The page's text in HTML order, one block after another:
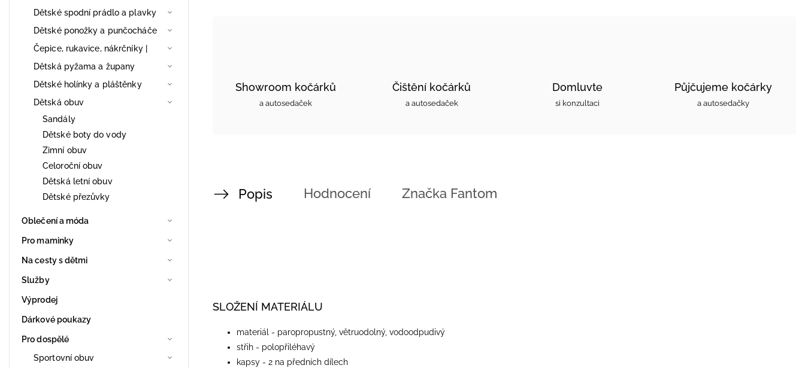
Dětské spodní prádlo a plavky
Dětské ponožky a punčocháče
Čepice, rukavice, nákrčníky |
Dětská pyžama a župany
Dětské holínky a pláštěnky
Dětská obuv
Sandály
Dětské boty do vody
Zimní obuv
Celoroční obuv
Dětská letní obuv
Dětské přezůvky
Oblečení a móda
Pro maminky
Na cesty s dětmi
Služby
Výprodej
Dárkové poukazy
Pro dospělé
Sportovní obuv
Showroom kočárků
a autosedaček
Čištění kočárků
a autosedaček
Domluvte
si konzultaci
Půjčujeme kočárky
a autosedačky
Popis Hodnocení Značka Fantom
SLOŽENÍ MATERIÁLU
materiál - paropropustný, větruodolný, vodoodpudivý
střih - polopřiléhavý
kapsy - 2 na předních dílech